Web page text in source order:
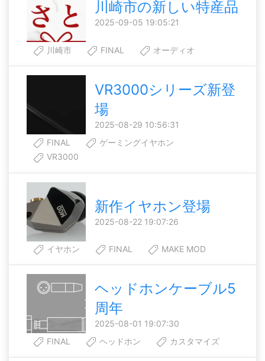
川崎市の新しい特産品
2025-09-05 19:05:21
川崎市 FINAL オーディオ
VR3000シリーズ新登
場
2025-08-29 10:56:31
FINAL
ゲーミングイヤホン
VR3000
新作イヤホン登場
2025-08-22 19:07:26
イヤホン FINAL MAKE MOD
ヘッドホンケーブル5
周年
2025-08-01 19:07:30
FINAL
ヘッドホン カスタマイズ